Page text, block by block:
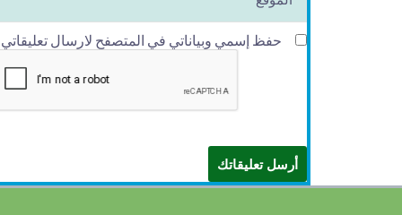
حفظ إسمي وبياناتي في المتصفح لارسال تعليقاتي